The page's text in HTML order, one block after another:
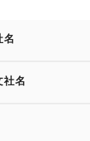
名
社名